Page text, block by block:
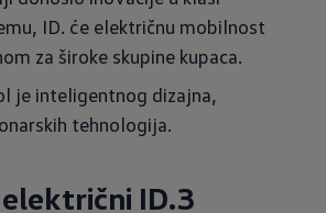
ID. će električnu mobilnost
za široke skupine kupaca.
je inteligentnog dizajna,
tehnologija.
ID.3